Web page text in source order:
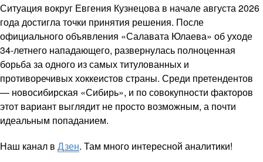
Ситуация вокруг Евгения Кузнецова в начале августа 2026
года достигла точки принятия решения. После
официального объявления «Салавата Юлаева» об уходе
34-летнего нападающего, развернулась полноценная
борьба за одного из самых титулованных и
противоречивых хоккеистов страны. Среди претендентов
— новосибирская «Сибирь», и по совокупности факторов
этот вариант выглядит не просто возможным, а почти
идеальным попаданием.
Наш канал в Дзен. Там много интересной аналитики!